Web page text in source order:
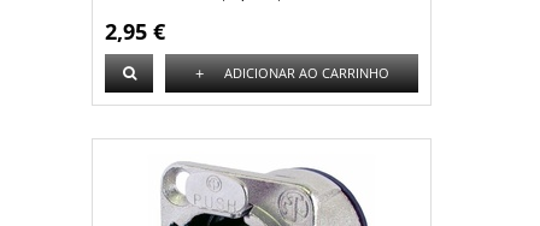
2,95 €
+ ADICIONAR AO CARRINHO